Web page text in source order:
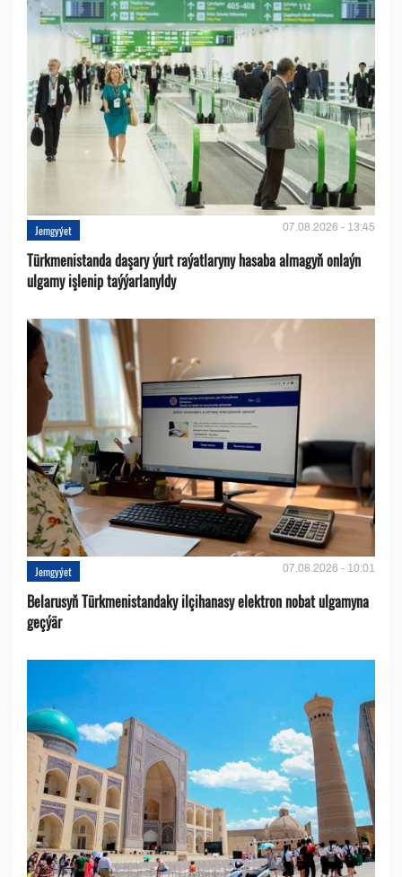
Jemgyýet 07.08.2026 - 13:45
Türkmenistanda daşary ýurt raýatlaryny hasaba almagyň onlaýn
ulgamy işlenip taýýarlanyldy
Jemgyýet 07.08.2026 - 10:01
Belarusyň Türkmenistandaky ilçihanasy elektron nobat ulgamyna
geçýär